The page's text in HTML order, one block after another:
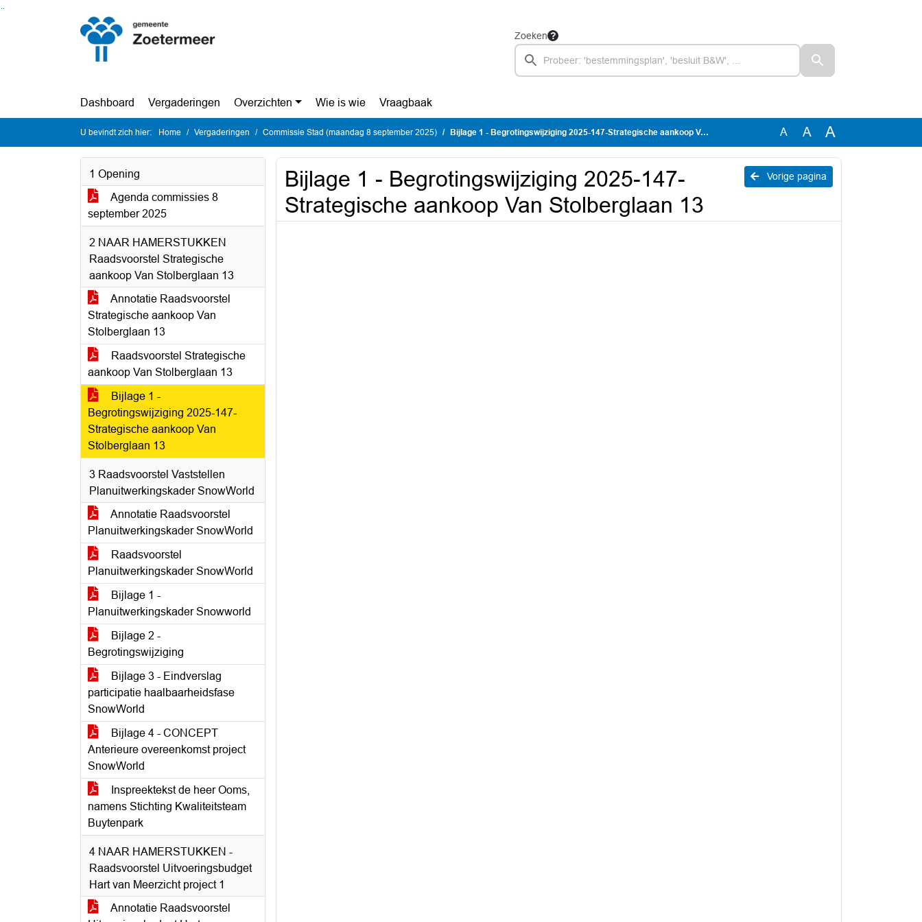
Ga naar de inhoud van deze pagina
Ga naar het zoeken
Ga naar het menu
Zoeken
Dashboard Vergaderingen Overzichten Wie is wie Vraagbaak
U bevindt zich hier: Home Vergaderingen Commissie Stad (maandag 8 september 2025) Bijlage 1 - Begrotingswijziging 2025-147-Strategische aankoop Van Stolberglaan 13 A A A
1 Opening
Agenda commissies 8
september 2025
2 NAAR HAMERSTUKKEN
Raadsvoorstel Strategische
aankoop Van Stolberglaan 13
Annotatie Raadsvoorstel
Strategische aankoop Van
Stolberglaan 13
Raadsvoorstel Strategische
aankoop Van Stolberglaan 13
Bijlage 1 -
Begrotingswijziging 2025-147-
Strategische aankoop Van
Stolberglaan 13
3 Raadsvoorstel Vaststellen
Planuitwerkingskader SnowWorld
Annotatie Raadsvoorstel
Planuitwerkingskader SnowWorld
Raadsvoorstel
Planuitwerkingskader SnowWorld
Bijlage 1 -
Planuitwerkingskader Snowworld
Bijlage 2 -
Begrotingswijziging
Bijlage 3 - Eindverslag
participatie haalbaarheidsfase
SnowWorld
Bijlage 4 - CONCEPT
Anterieure overeenkomst project
SnowWorld
Inspreektekst de heer Ooms,
namens Stichting Kwaliteitsteam
Buytenpark
4 NAAR HAMERSTUKKEN -
Raadsvoorstel Uitvoeringsbudget
Hart van Meerzicht project 1
Annotatie Raadsvoorstel
Vorige pagina
Bijlage 1 - Begrotingswijziging 2025-147-
Strategische aankoop Van Stolberglaan 13